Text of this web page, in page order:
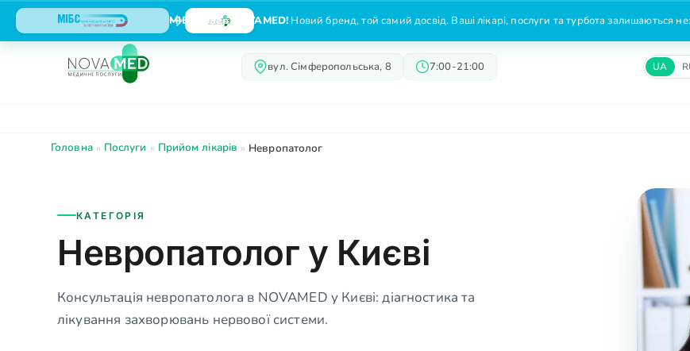
МІБС тепер NOVAMED! Новий бренд, той самий досвід. Ваші лікарі, послуги та турбота залишаються
вул. Сімферопольська, 8 7:00-21:00 UA
Головна » Послуги » Прийом лікарів » Невропатолог
КАТЕГОРІЯ
Невропатолог у Києві
Консультація невропатолога в NOVAMED у Києві: діагностика та
лікування захворювань нервової системи.